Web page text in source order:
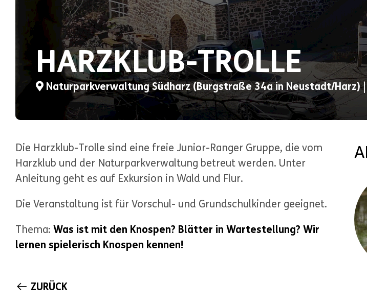
HARZKLUB-TROLLE
Naturparkverwaltung Südharz (Burgstraße 34a in Neustadt/Harz)|
Die Harzklub-Trolle sind eine freie Junior-Ranger Gruppe, die vom
Harzklub und der Naturparkverwaltung betreut werden. Unter
Anleitung geht es auf Exkursion in Wald und Flur.
Die Veranstaltung ist für Vorschul- und Grundschulkinder geeignet.
Thema: Was ist mit den Knospen? Blätter in Wartestellung? Wir
lernen spielerisch Knospen kennen!
ZURÜCK